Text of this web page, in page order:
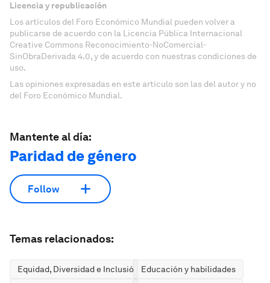
Licencia y republicación
Los artículos del Foro Económico Mundial pueden volver a
publicarse de acuerdo con la Licencia Pública Internacional
Creative Commons Reconocimiento-NoComercial-
SinObraDerivada 4.0, y de acuerdo con nuestras condiciones de
uso.
Las opiniones expresadas en este artículo son las del autor y no
del Foro Económico Mundial.
Mantente al día:
Paridad de género
Follow
Temas relacionados:
Equidad, Diversidad e Inclusión
Educación y habilidades